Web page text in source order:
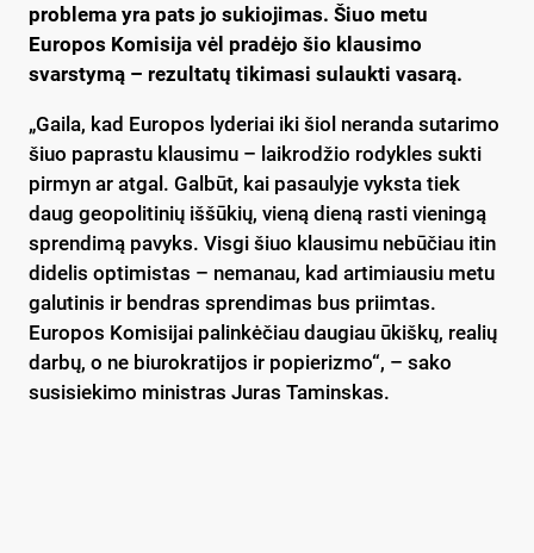
problema yra pats jo sukiojimas. Šiuo metu
Europos Komisija vėl pradėjo šio klausimo
svarstymą – rezultatų tikimasi sulaukti vasarą.
„Gaila, kad Europos lyderiai iki šiol neranda sutarimo
šiuo paprastu klausimu – laikrodžio rodykles sukti
pirmyn ar atgal. Galbūt, kai pasaulyje vyksta tiek
daug geopolitinių iššūkių, vieną dieną rasti vieningą
sprendimą pavyks. Visgi šiuo klausimu nebūčiau itin
didelis optimistas – nemanau, kad artimiausiu metu
galutinis ir bendras sprendimas bus priimtas.
Europos Komisijai palinkėčiau daugiau ūkiškų, realių
darbų, o ne biurokratijos ir popierizmo“, – sako
susisiekimo ministras Juras Taminskas.